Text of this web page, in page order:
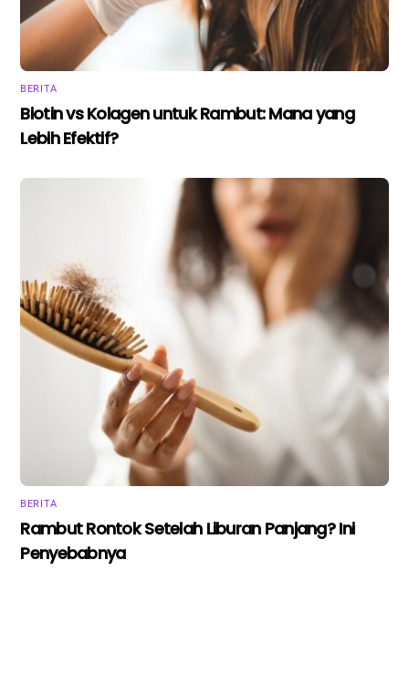
BERITA
Biotin vs Kolagen untuk Rambut: Mana yang
Lebih Efektif?
BERITA
Rambut Rontok Setelah Liburan Panjang? Ini
Penyebabnya